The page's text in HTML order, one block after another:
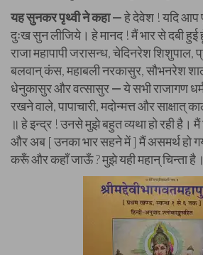
यह सुनकर पृथ्वी ने कहा —हे देवेश ! यदि आप
दुःख सुन लीजिये। हे मानद ! मैं भार से दबी
राजा महापापी जरासन्ध, चेदिनरेश शिशुपाल,
बलवान् कंस, महाबली नरकासुर, सौभनरेश
धेनुकासुर और वत्सासुर—ये सभी राजागण
रखने वाले, पापाचारी, मदोन्मत्त और साक्षात्
॥ हे इन्द्र ! उनसे मुझे बहुत व्यथा हो रही है।
और अब [ उनका भार सहने में ] मैं असमर्थ हो
करूँ और कहाँ जाऊँ ? मुझे यही महान् चिन्ता है